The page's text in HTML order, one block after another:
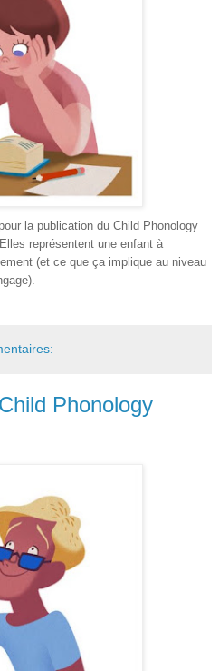
la publication du Child Phonology
représentent une enfant à
(et ce que ça implique au niveau
Phonology